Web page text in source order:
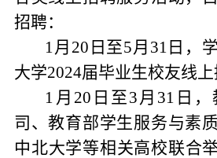
招聘：
1月20日至5月31日，
大学2024届毕业生校友线上
1月20日至3月31日
司、教育部学生服务与素
中北大学等相关高校联合